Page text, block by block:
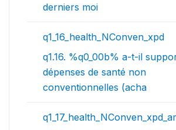
derniers moi
q1_16_health_NConven_xpd
q1.16. %q0_00b% a-t-il
dépenses de santé non
conventionnelles (acha